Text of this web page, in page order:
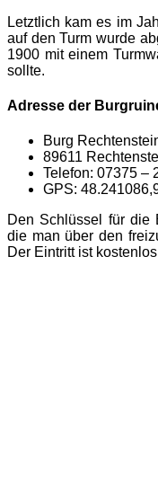
Letztlich kam es im
auf den Turm wurde
1900 mit einem
sollte.
Adresse der
Burg
89611
Telefon: 07375 –
GPS:
Den Schlüssel für die
die man über den
Der Eintritt ist